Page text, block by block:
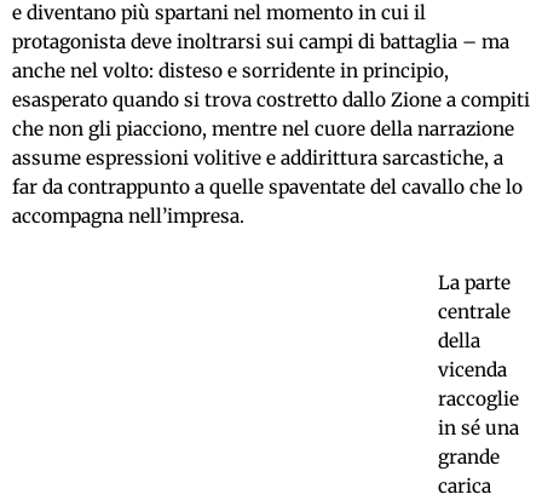
e diventano più spartani nel momento in cui il
protagonista deve inoltrarsi sui campi di battaglia – ma
anche nel volto: disteso e sorridente in principio,
esasperato quando si trova costretto dallo Zione a compiti
che non gli piacciono, mentre nel cuore della narrazione
assume espressioni volitive e addirittura sarcastiche, a
far da contrappunto a quelle spaventate del cavallo che lo
accompagna nell’impresa.
La parte
centrale
della
vicenda
raccoglie
in sé una
grande
carica